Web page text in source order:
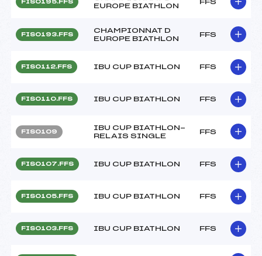
FIS0195.FFS
EUROPE BIATHLON
FFS
FIS0193.FFS
CHAMPIONNAT D
EUROPE BIATHLON
FFS
FIS0112.FFS IBU CUP BIATHLON FFS
FIS0110.FFS IBU CUP BIATHLON FFS
FIS0109
IBU CUP BIATHLON-
RELAIS SINGLE
FFS
FIS0107.FFS IBU CUP BIATHLON FFS
FIS0105.FFS IBU CUP BIATHLON FFS
FIS0103.FFS IBU CUP BIATHLON FFS